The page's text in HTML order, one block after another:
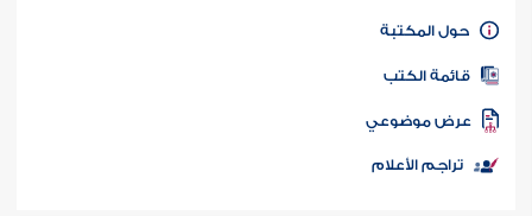
كتاب الأمة
المكتبة
الكتب
موضوعي